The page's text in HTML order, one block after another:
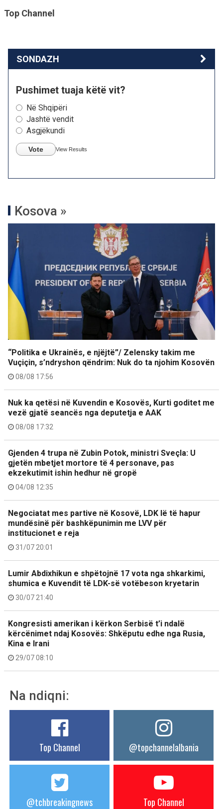
Top Channel
SONDAZH
Pushimet tuaja këtë vit?
Në Shqipëri
Jashtë vendit
Asgjëkundi
Vote View Results
Kosova »
“Politika e Ukrainës, e njëjtë”/ Zelensky takim me
Vuçiçin, s’ndryshon qëndrim: Nuk do ta njohim Kosovën
08/08 17:56
Nuk ka qetësi në Kuvendin e Kosovës, Kurti goditet me
vezë gjatë seancës nga deputetja e AAK
08/08 17:32
Gjenden 4 trupa në Zubin Potok, ministri Sveçla: U
gjetën mbetjet mortore të 4 personave, pas
ekzekutimit ishin hedhur në gropë
04/08 12:35
Negociatat mes partive në Kosovë, LDK lë të hapur
mundësinë për bashkëpunimin me LVV për
institucionet e reja
31/07 20:01
Lumir Abdixhikun e shpëtojnë 17 vota nga shkarkimi,
shumica e Kuvendit të LDK-së votëbeson kryetarin
30/07 21:40
Kongresisti amerikan i kërkon Serbisë t’i ndalë
kërcënimet ndaj Kosovës: Shkëputu edhe nga Rusia,
Kina e Irani
29/07 08:10
Na ndiqni:
Top Channel @topchannelalbania
@tchbreakingnews Top Channel